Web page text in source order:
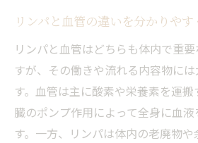
リンパと血管の違いを分かりやす
リンパと血管はどちらも体内で重
すが、その働きや流れる内容物に
す。血管は主に酸素や栄養素を運
臓のポンプ作用によって全身に血
す。一方、リンパは体内の老廃物